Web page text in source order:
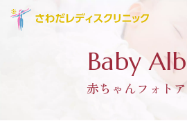
Baby
赤ちゃんフォト